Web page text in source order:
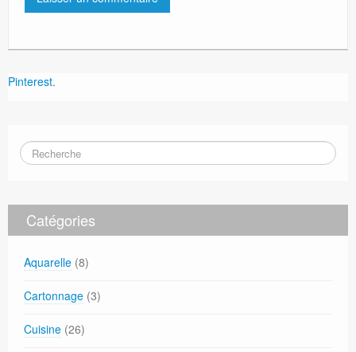
Pinterest.
Catégories
Aquarelle (8)
Cartonnage (3)
Cuisine (26)